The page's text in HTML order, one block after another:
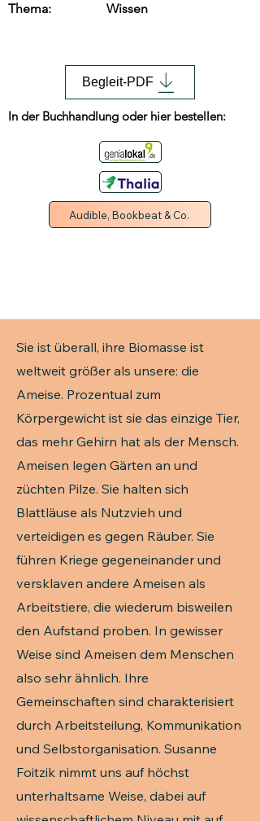
Thema: Wissen
Begleit-PDF
In der Buchhandlung oder hier bestellen:
Audible, Bookbeat & Co.
Sie ist überall, ihre Biomasse ist
weltweit größer als unsere: die
Ameise. Prozentual zum
Körpergewicht ist sie das einzige Tier,
das mehr Gehirn hat als der Mensch.
Ameisen legen Gärten an und
züchten Pilze. Sie halten sich
Blattläuse als Nutzvieh und
verteidigen es gegen Räuber. Sie
führen Kriege gegeneinander und
versklaven andere Ameisen als
Arbeitstiere, die wiederum bisweilen
den Aufstand proben. In gewisser
Weise sind Ameisen dem Menschen
also sehr ähnlich. Ihre
Gemeinschaften sind charakterisiert
durch Arbeitsteilung, Kommunikation
und Selbstorganisation. Susanne
Foitzik nimmt uns auf höchst
unterhaltsame Weise, dabei auf